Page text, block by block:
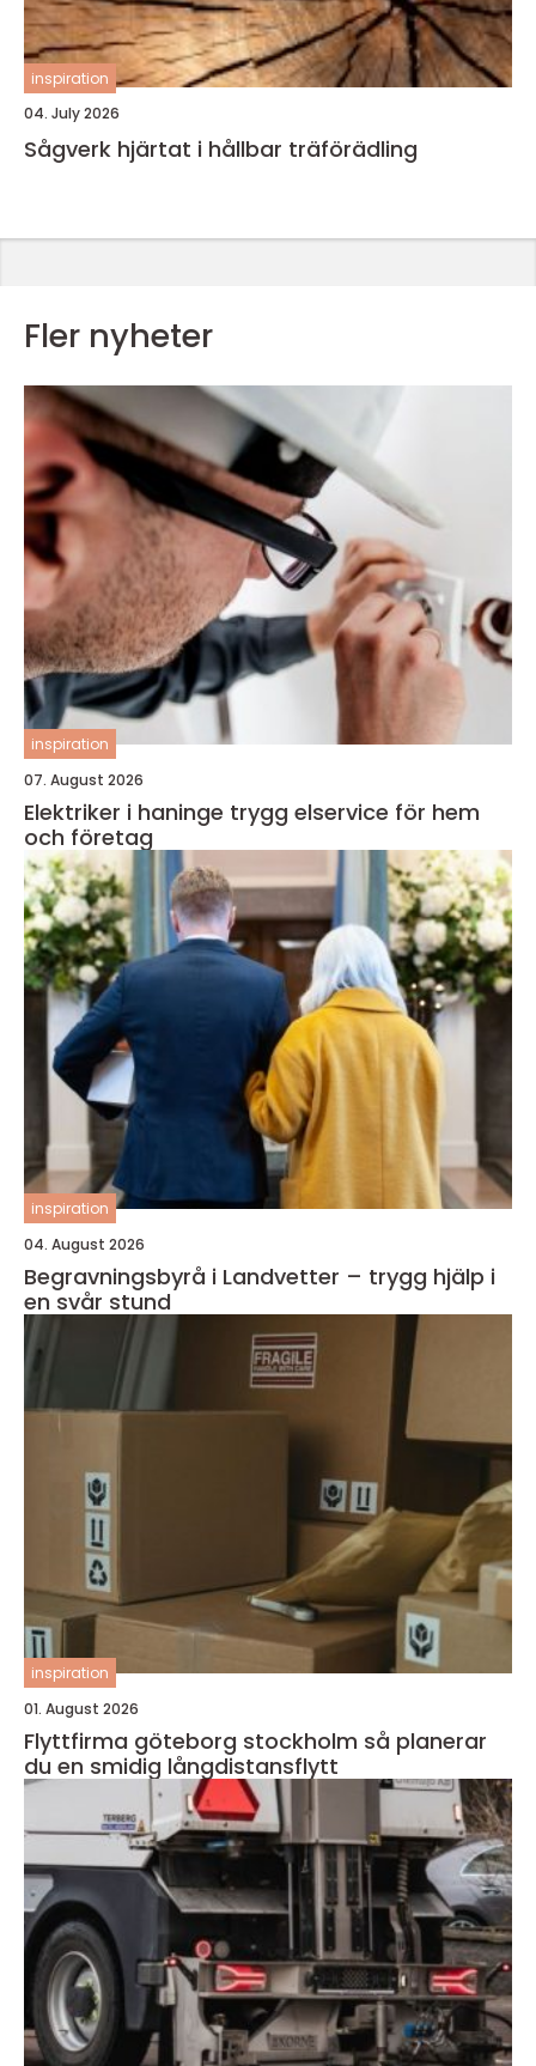
inspiration
04. July 2026
Sågverk hjärtat i hållbar träförädling
Fler nyheter
inspiration
07. August 2026
Elektriker i haninge trygg elservice för hem
och företag
inspiration
04. August 2026
Begravningsbyrå i Landvetter – trygg hjälp i
en svår stund
inspiration
01. August 2026
Flyttfirma göteborg stockholm så planerar
du en smidig långdistansflytt